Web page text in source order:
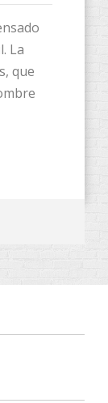
La
que